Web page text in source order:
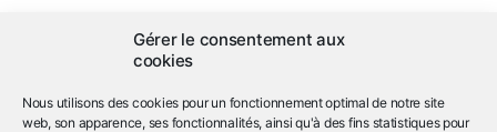
Gérer le consentement aux
cookies
Nous utilisons des cookies pour un fonctionnement optimal de notre site
web, son apparence, ses fonctionnalités, ainsi qu'à des fins statistiques pour
ASL Héliopolis
663 corniche de l'Arbousier
83400 Hyères